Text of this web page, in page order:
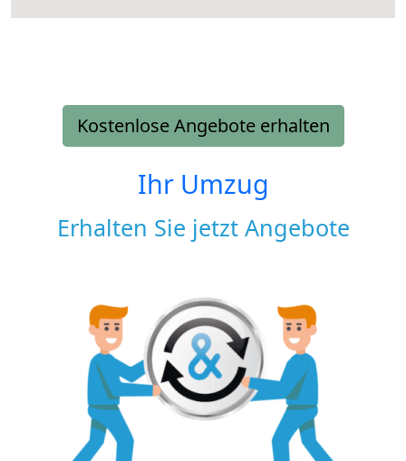
Kostenlose Angebote erhalten
Ihr Umzug
Erhalten Sie jetzt Angebote